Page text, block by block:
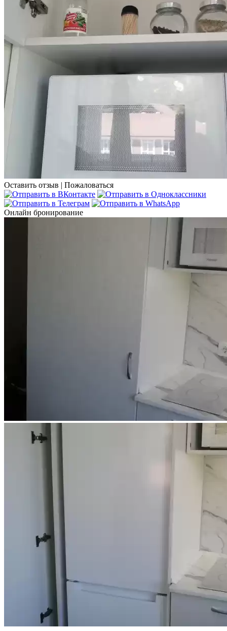
Оставить отзыв | Пожаловаться
Онлайн бронирование